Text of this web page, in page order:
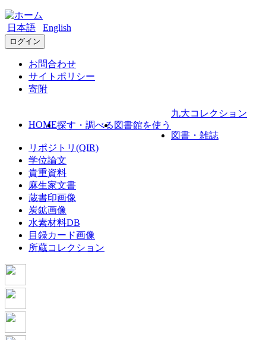
日本語 English
ログイン
お問合わせ
サイトポリシー
寄附
HOME探す・調べる 図書館を使う
九大コレクション
図書・雑誌
リポジトリ(QIR)
学位論文
貴重資料
麻生家文書
蔵書印画像
炭鉱画像
水素材料DB
目録カード画像
所蔵コレクション